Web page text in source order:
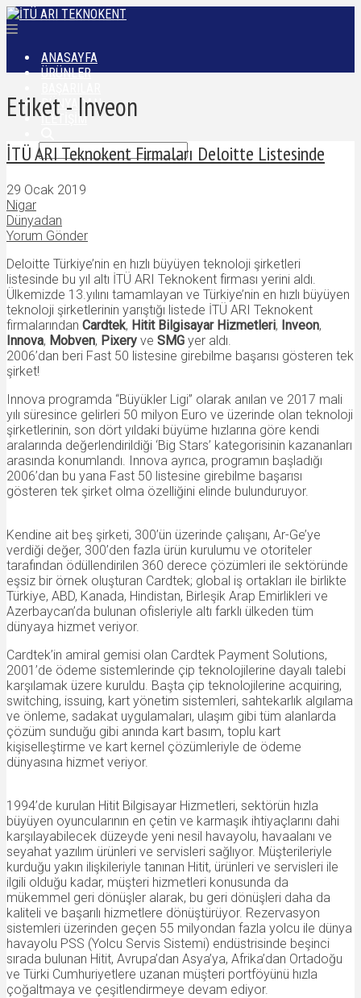
ANASAYFA
ÜRÜNLER
DÜNYADAN
İLETIŞIM
Etiket - Inveon
İTÜ ARI Teknokent Firmaları Deloitte Listesinde
29 Ocak 2019
Nigar
Dünyadan
Yorum Gönder
Deloitte Türkiye’nin en hızlı büyüyen teknoloji şirketleri
listesinde bu yıl altı İTÜ ARI Teknokent firması yerini aldı.
Ülkemizde 13.yılını tamamlayan ve Türkiye’nin en hızlı büyüyen
teknoloji şirketlerinin yarıştığı listede İTÜ ARI Teknokent
firmalarından Cardtek, Hitit Bilgisayar Hizmetleri, Inveon,
Innova, Mobven, Pixery ve SMG yer aldı.
2006’dan beri Fast 50 listesine girebilme başarısı gösteren tek
şirket!
Innova programda “Büyükler Ligi” olarak anılan ve 2017 mali
yılı süresince gelirleri 50 milyon Euro ve üzerinde olan teknoloji
şirketlerinin, son dört yıldaki büyüme hızlarına göre kendi
aralarında değerlendirildiği ‘Big Stars’ kategorisinin kazananları
arasında konumlandı. Innova ayrıca, programın başladığı
2006’dan bu yana Fast 50 listesine girebilme başarısı
gösteren tek şirket olma özelliğini elinde bulunduruyor.
Kendine ait beş şirketi, 300’ün üzerinde çalışanı, Ar-Ge’ye
verdiği değer, 300’den fazla ürün kurulumu ve otoriteler
tarafından ödüllendirilen 360 derece çözümleri ile sektöründe
eşsiz bir örnek oluşturan Cardtek; global iş ortakları ile birlikte
Türkiye, ABD, Kanada, Hindistan, Birleşik Arap Emirlikleri ve
Azerbaycan’da bulunan ofisleriyle altı farklı ülkeden tüm
dünyaya hizmet veriyor.
Cardtek’in amiral gemisi olan Cardtek Payment Solutions,
2001’de ödeme sistemlerinde çip teknolojilerine dayalı talebi
karşılamak üzere kuruldu. Başta çip teknolojilerine acquiring,
switching, issuing, kart yönetim sistemleri, sahtekarlık algılama
ve önleme, sadakat uygulamaları, ulaşım gibi tüm alanlarda
çözüm sunduğu gibi anında kart basım, toplu kart
kişiselleştirme ve kart kernel çözümleriyle de ödeme
dünyasına hizmet veriyor.
1994’de kurulan Hitit Bilgisayar Hizmetleri, sektörün hızla
büyüyen oyuncularının en çetin ve karmaşık ihtiyaçlarını dahi
karşılayabilecek düzeyde yeni nesil havayolu, havaalanı ve
seyahat yazılım ürünleri ve servisleri sağlıyor. Müşterileriyle
kurduğu yakın ilişkileriyle tanınan Hitit, ürünleri ve servisleri ile
ilgili olduğu kadar, müşteri hizmetleri konusunda da
mükemmel geri dönüşler alarak, bu geri dönüşleri daha da
kaliteli ve başarılı hizmetlere dönüştürüyor. Rezervasyon
sistemleri üzerinden geçen 55 milyondan fazla yolcu ile dünya
havayolu PSS (Yolcu Servis Sistemi) endüstrisinde beşinci
sırada bulunan Hitit, Avrupa’dan Asya’ya, Afrika’dan Ortadoğu
ve Türki Cumhuriyetlere uzanan müşteri portföyünü hızla
çoğaltmaya ve çeşitlendirmeye devam ediyor.